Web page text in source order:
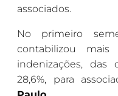
associados.
No primeiro
contabilizou
indenizações, das
28,6%, para